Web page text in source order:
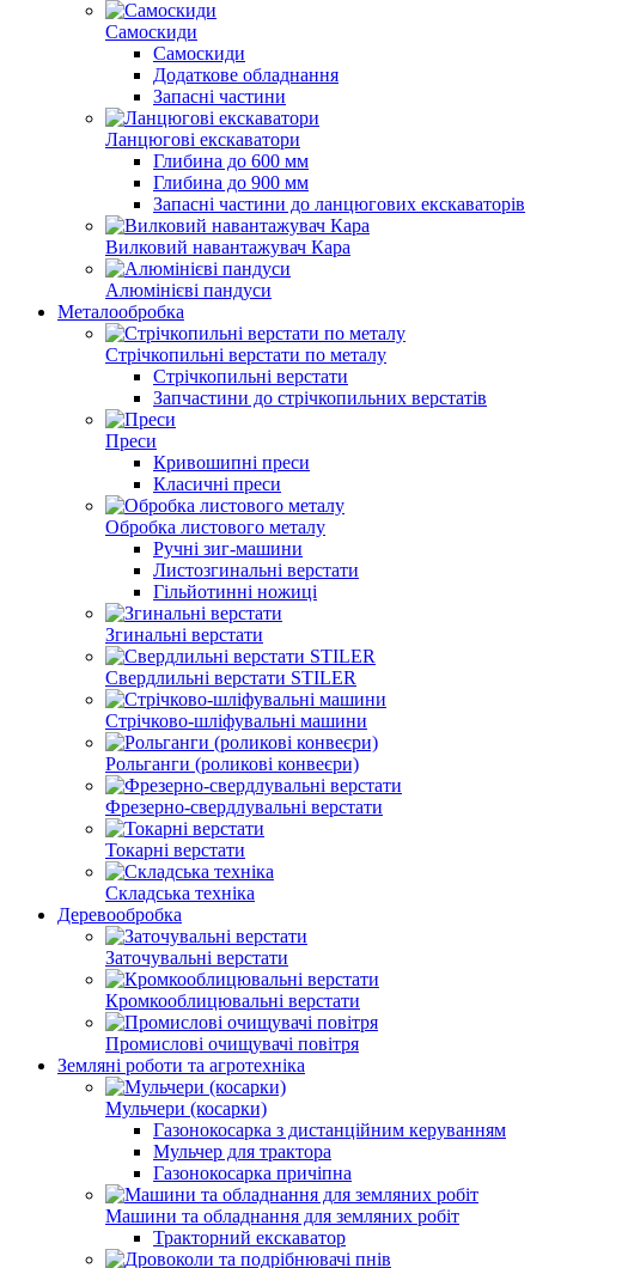
Самоскиди
Самоскиди
Додаткове обладнання
Запасні частини
Ланцюгові екскаватори
Глибина до 600 мм
Глибина до 900 мм
Запасні частини до ланцюгових екскаваторів
Вилковий навантажувач Кара
Алюмінієві пандуси
Металообробка
Стрічкопильні верстати по металу
Стрічкопильні верстати
Запчастини до стрічкопильних верстатів
Преси
Кривошипні преси
Класичні преси
Обробка листового металу
Ручні зиг-машини
Листозгинальні верстати
Гільйотинні ножиці
Згинальні верстати
Свердлильні верстати STILER
Стрічково-шліфувальні машини
Рольганги (роликові конвеєри)
Фрезерно-свердлувальні верстати
Токарні верстати
Складська техніка
Деревообробка
Заточувальні верстати
Кромкооблицювальні верстати
Промислові очищувачі повітря
Земляні роботи та агротехніка
Мульчери (косарки)
Газонокосарка з дистанційним керуванням
Мульчер для трактора
Газонокосарка причіпна
Машини та обладнання для земляних робіт
Тракторний екскаватор